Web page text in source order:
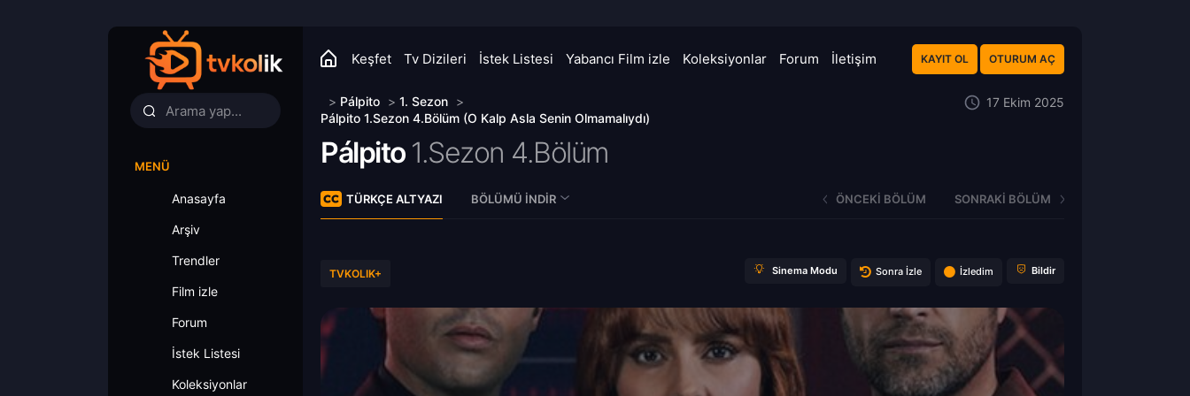
Keşfet Tv Dizileri İstek Listesi Yabancı Film izle Koleksiyonlar Forum İletişim KAYIT OL OTURUM AÇ
MENÜ
Anasayfa
Arşiv
Trendler
Film izle
Forum
İstek Listesi
Koleksiyonlar
> Pálpito > 1. Sezon >
Pálpito 1.Sezon 4.Bölüm (O Kalp Asla Senin Olmamalıydı)
17 Ekim 2025
Pálpito 1.Sezon 4.Bölüm
TÜRKÇE ALTYAZI BÖLÜMÜ İNDIR ÖNCEKI BÖLÜM SONRAKI BÖLÜM
TVKOLIK+ Sinema Modu Sonra İzle İzledim Bildir